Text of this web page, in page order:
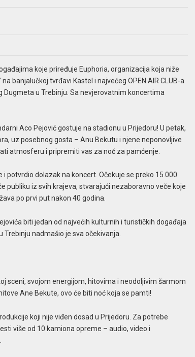
koje priređuje Euphoria, organizacija koja niže
banjalučkoj tvrđavi Kastel i najvećeg OPEN AIR CLUB-a
Dugmeta u Trebinju. Sa nevjerovatnim koncertima
Aco Pejović gostuje na stadionu u Prijedoru! U petak,
uz posebnog gosta – Anu Bekutu i njene neponovljive
atmosferu i pripremiti vas za noć za pamćenje.
potvrdio dolazak na koncert. Očekuje se preko 15.000
publiku iz svih krajeva, stvarajući nezaboravno veče koje
po prvi put nakon 40 godina.
biti jedan od najvećih kulturnih i turističkih događaja
Trebinju nadmašio je sva očekivanja.
sceni, svojom energijom, hitovima i neodoljivim šarmom
Ane Bekute, ovo će biti noć koja se pamti!
koji nije viđen dosad u Prijedoru. Za potrebe
više od 10 kamiona opreme – audio, video i